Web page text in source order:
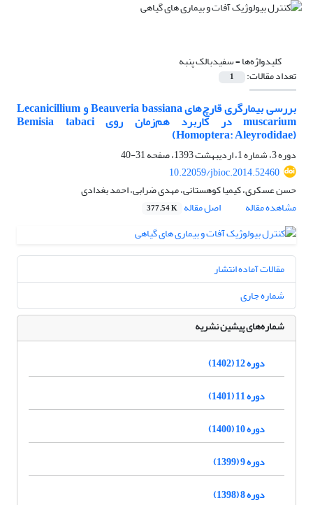
کلیدواژه‌ها =سفیدبالک پنبه
تعداد مقالات: 1
بررسی بیمارگری قارچ‌های Beauveria bassiana و Lecanicillium
muscarium در کاربرد هم‌زمان روی Bemisia tabaci
(Homoptera: Aleyrodidae)
دوره 3، شماره 1، اردیبهشت 1393، صفحه
31-40
10.22059/jbioc.2014.52460
حسن عسکری، کیمیا کوهستانی، مهدی ضرابی، احمد بغدادی
مشاهده مقاله
اصل مقاله 377.54 K
مقالات آماده انتشار
شماره جاری
شماره‌های پیشین نشریه
دوره 12 (1402)
دوره 11 (1401)
دوره 10 (1400)
دوره 9 (1399)
دوره 8 (1398)